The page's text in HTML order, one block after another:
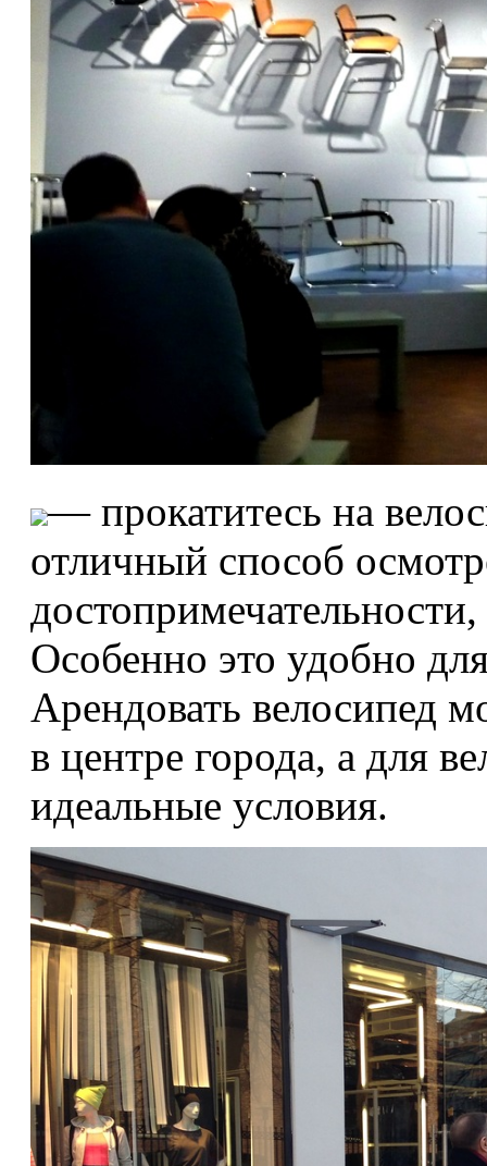
— прокатитесь на
отличный способ
Особенно это удобно
Арендовать велосипед
в центре города, а для
идеальные условия.